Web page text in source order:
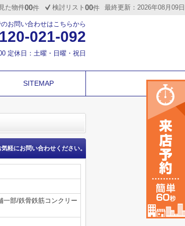
た物件00件 検討リスト 00件 最終更新：2026年08月09日
お問い合わせはこちらから
021-092
定休日：土曜・日曜・祝日
SITEMAP
軽にお問い合わせください。
一部/鉄骨鉄筋コンクリー